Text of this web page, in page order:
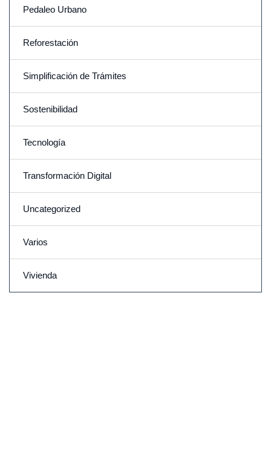
Pedaleo Urbano
Reforestación
Simplificación de Trámites
Sostenibilidad
Tecnología
Transformación Digital
Uncategorized
Varios
Vivienda